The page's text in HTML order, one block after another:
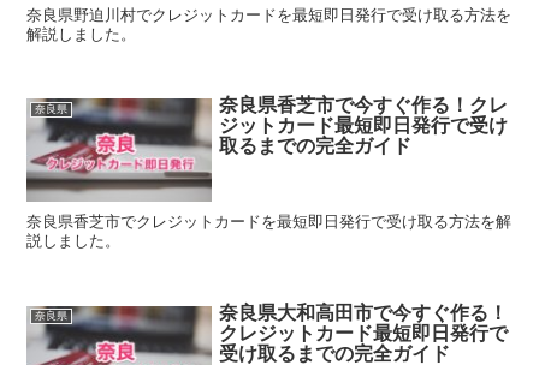
奈良県野迫川村でクレジットカードを最短即日発行で受け取る方法を
解説しました。
奈良県
奈良県香芝市で今すぐ作る！クレ
ジットカード最短即日発行で受け
取るまでの完全ガイド
奈良県香芝市でクレジットカードを最短即日発行で受け取る方法を解
説しました。
奈良県
奈良県大和高田市で今すぐ作る！
クレジットカード最短即日発行で
受け取るまでの完全ガイド